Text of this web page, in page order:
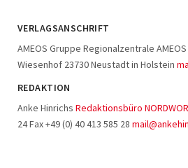
VERLAGSANSCHRIFT
AMEOS Gruppe Regionalzentrale
Wiesenhof 23730 Neustadt in Holstein
REDAKTION
Anke Hinrichs Redaktionsbüro
24 Fax +49 (0) 40 413 585 28